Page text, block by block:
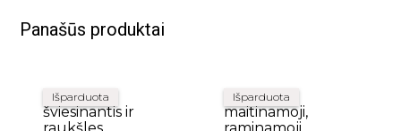
Panašūs produktai
Išparduota Išparduota